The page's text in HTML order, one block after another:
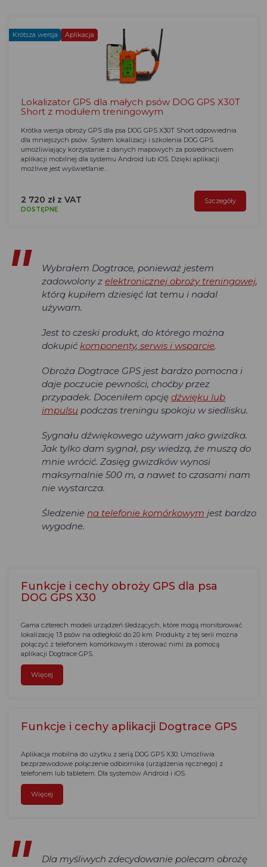
Krótsza wersja Aplikacja
Lokalizator GPS dla małych psów DOG GPS X30T
Short z modułem treningowym
Krótka wersja obroży GPS dla psa DOG GPS X30T Short odpowiednia
dla mniejszych psów. System lokalizacji i szkolenia DOG GPS
umożliwiający korzystanie z danych mapowych za pośrednictwem
aplikacji mobilnej dla systemu Android lub iOS. Dzięki aplikacji
możliwe jest wyświetlanie…
2 720 zł z VAT
DOSTĘPNE
Szczegóły
Wybrałem Dogtrace, ponieważ jestem
zadowolony z elektronicznej obroży treningowej,
którą kupiłem dziesięć lat temu i nadal
używam.
Jest to czeski produkt, do którego można
dokupić komponenty, serwis i wsparcie.
Obroża Dogtrace GPS jest bardzo pomocna i
daje poczucie pewności, choćby przez
przypadek. Doceniłem opcję dźwięku lub
impulsu podczas treningu spokoju w siedlisku.
Sygnału dźwiękowego używam jako gwizdka.
Jak tylko dam sygnał, psy wiedzą, że muszą do
mnie wrócić. Zasięg gwizdków wynosi
maksymalnie 500 m, a nawet to czasami nam
nie wystarcza.
Śledzenie na telefonie komórkowym jest bardzo
wygodne.
Funkcje i cechy obroży GPS dla psa
DOG GPS X30
Gama czterech modeli urządzeń śledzących, które mogą monitorować
lokalizację 13 psów na odległość do 20 km. Produkty z tej serii można
połączyć z telefonem komórkowym i sterować nimi za pomocą
aplikacji Dogtrace GPS.
Więcej
Funkcje i cechy aplikacji Dogtrace GPS
Aplikacja mobilna do użytku z serią DOG GPS X30. Umożliwia
bezprzewodowe połączenie odbiornika (urządzenia ręcznego) z
telefonem lub tabletem. Dla systemów Android i iOS.
Więcej
Dla myśliwych zdecydowanie polecam obrożę